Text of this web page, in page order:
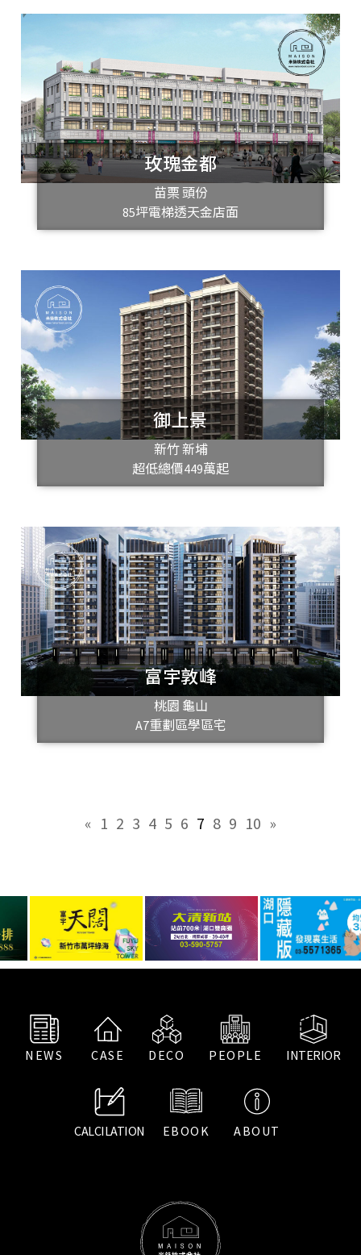
玫瑰金都
苗栗 頭份
85坪電梯透天金店面
御上景
新竹 新埔
超低總價449萬起
富宇敦峰
桃園 龜山
A7重劃區學區宅
« 1 2 3 4 5 6 7 8 9 10 »
NEWS CASE DECO PEOPLE INTERIOR
CALCILATION EBOOK ABOUT